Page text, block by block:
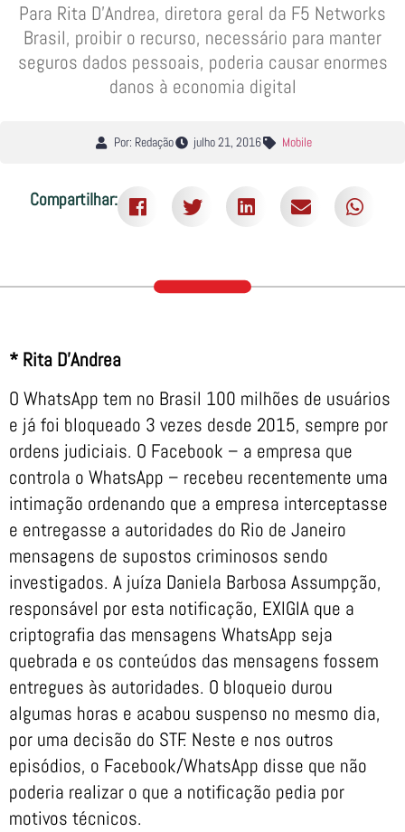
Para Rita D’Andrea, diretora geral da F5 Networks
Brasil, proibir o recurso, necessário para manter
seguros dados pessoais, poderia causar enormes
danos à economia digital
Por: Redação julho 21, 2016 Mobile
Compartilhar:
* Rita D’Andrea
O WhatsApp tem no Brasil 100 milhões de usuários
e já foi bloqueado 3 vezes desde 2015, sempre por
ordens judiciais. O Facebook – a empresa que
controla o WhatsApp – recebeu recentemente uma
intimação ordenando que a empresa interceptasse
e entregasse a autoridades do Rio de Janeiro
mensagens de supostos criminosos sendo
investigados. A juíza Daniela Barbosa Assumpção,
responsável por esta notificação, EXIGIA que a
criptografia das mensagens WhatsApp seja
quebrada e os conteúdos das mensagens fossem
entregues às autoridades. O bloqueio durou
algumas horas e acabou suspenso no mesmo dia,
por uma decisão do STF. Neste e nos outros
episódios, o Facebook/WhatsApp disse que não
poderia realizar o que a notificação pedia por
motivos técnicos.